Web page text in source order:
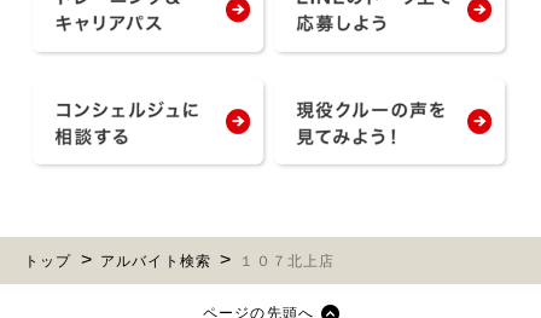
トップ アルバイト検索 １０７北上店
ページの先頭へ